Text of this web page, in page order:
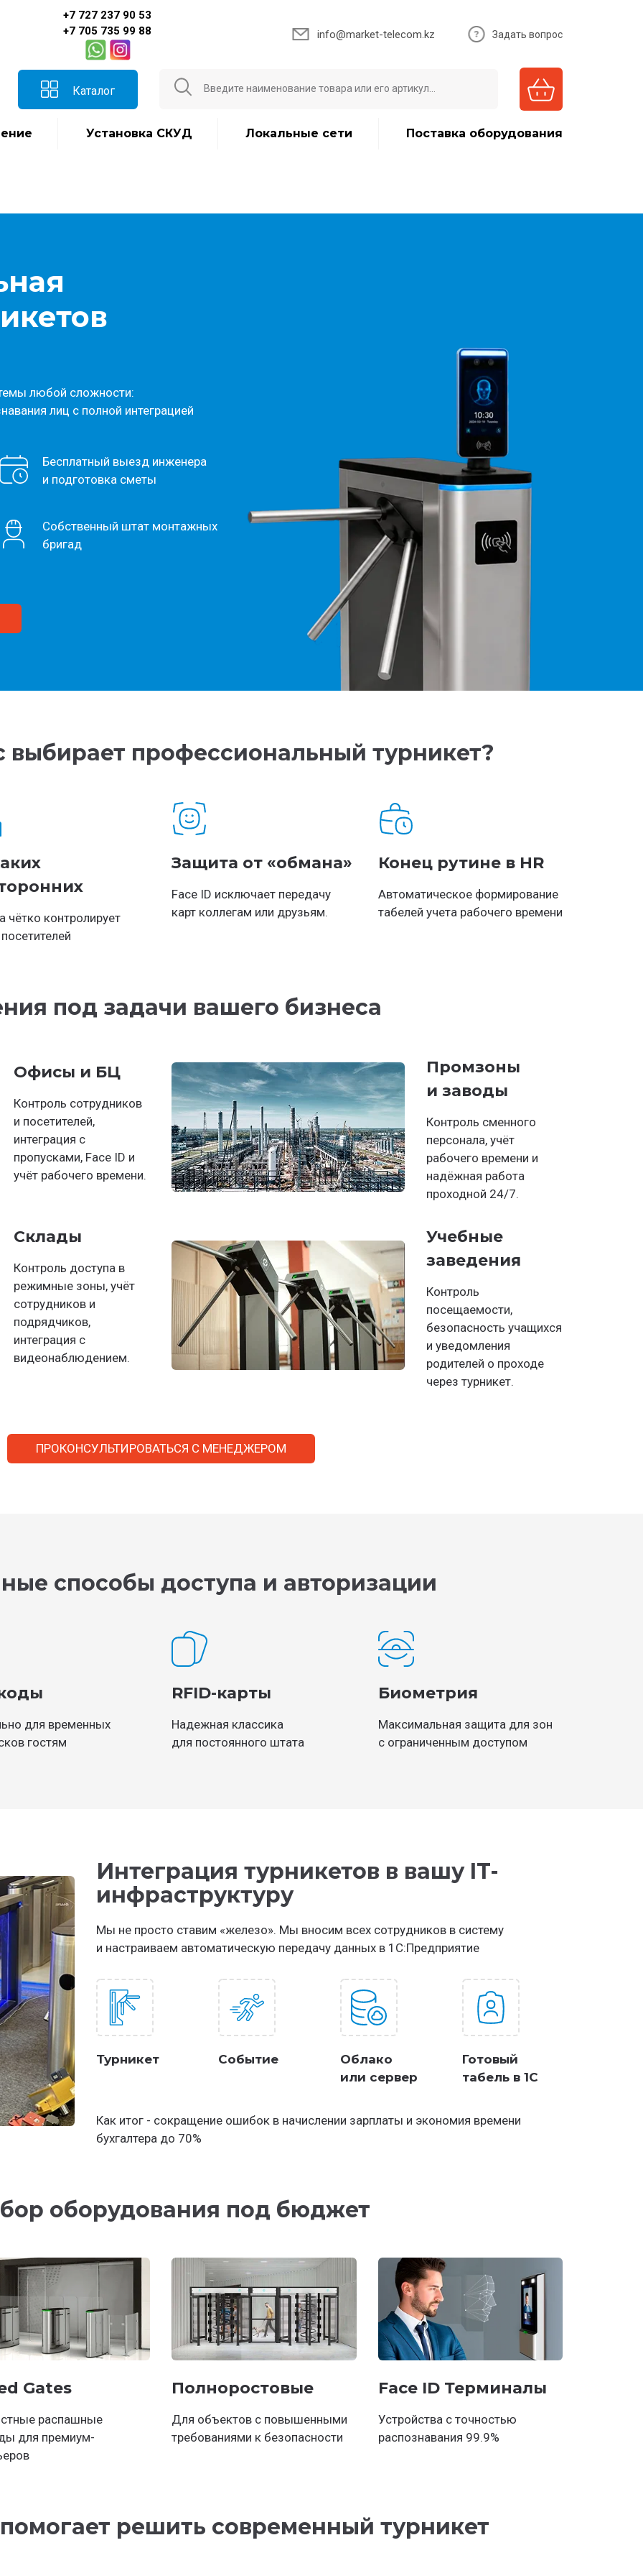
+7 727 237 90 53
+7 705 735 99 88
info@market-telecom.kz Задать вопрос
Каталог
Установка СКУД Локальные сети Поставка оборудования
любой сложности:
лиц с полной интеграцией
Бесплатный выезд инженера
и подготовка сметы
Собственный штат монтажных
бригад
выбирает профессиональный турникет?
чётко контролирует
Защита от «обмана»
Face ID исключает передачу
карт коллегам или друзьям.
Конец рутине в HR
Автоматическое формирование
табелей учета рабочего времени
под задачи вашего бизнеса
Офисы и БЦ
Контроль сотрудников
и посетителей,
интеграция с
пропусками, Face ID и
учёт рабочего времени.
Промзоны
и заводы
Контроль сменного
персонала, учёт
рабочего времени и
надёжная работа
проходной 24/7.
Склады
Контроль доступа в
режимные зоны, учёт
сотрудников и
подрядчиков,
интеграция с
видеонаблюдением.
Учебные
заведения
Контроль
посещаемости,
безопасность учащихся
и уведомления
родителей о проходе
через турникет.
ПРОКОНСУЛЬТИРОВАТЬСЯ С МЕНЕДЖЕРОМ
способы доступа и авторизации
для временных
гостям
RFID-карты
Надежная классика
для постоянного штата
Биометрия
Максимальная защита для зон
с ограниченным доступом
Интеграция турникетов в вашу IT-
инфраструктуру
Мы не просто ставим «железо». Мы вносим всех сотрудников в систему
и настраиваем автоматическую передачу данных в 1С:Предприятие
Турникет Событие
Облако
или сервер
Готовый
табель в 1С
Как итог - сокращение ошибок в начислении зарплаты и экономия времени
бухгалтера до 70%
оборудования под бюджет
Gates
распашные
для премиум-
Полноростовые
Для объектов с повышенными
требованиями к безопасности
Face ID Терминалы
Устройства с точностью
распознавания 99.9%
решить современный турникет